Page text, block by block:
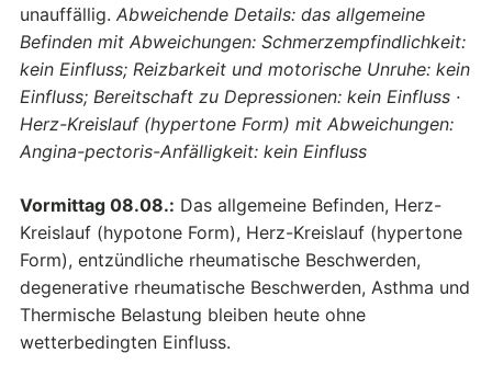
unauffällig. Abweichende Details: das allgemeine
Befinden mit Abweichungen: Schmerzempfindlichkeit:
kein Einfluss; Reizbarkeit und motorische Unruhe: kein
Einfluss; Bereitschaft zu Depressionen: kein Einfluss ·
Herz-Kreislauf (hypertone Form) mit Abweichungen:
Angina-pectoris-Anfälligkeit: kein Einfluss
Vormittag 08.08.: Das allgemeine Befinden, Herz-
Kreislauf (hypotone Form), Herz-Kreislauf (hypertone
Form), entzündliche rheumatische Beschwerden,
degenerative rheumatische Beschwerden, Asthma und
Thermische Belastung bleiben heute ohne
wetterbedingten Einfluss.